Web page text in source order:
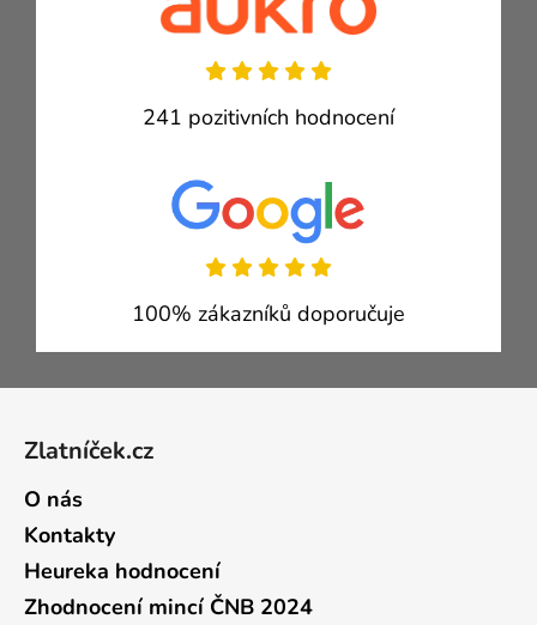
241 pozitivních hodnocení
100% zákazníků doporučuje
Zlatníček.cz
O nás
Kontakty
Heureka hodnocení
Zhodnocení mincí ČNB 2024